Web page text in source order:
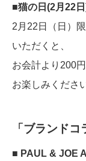
■猫の日(2月22
2月22日（日）
いただくと、
お会計より200
お楽しみくださ
「ブランド
■ PAUL & JOE